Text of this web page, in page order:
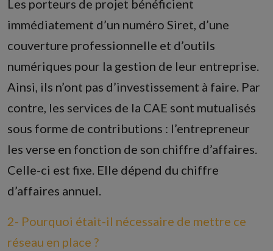
Les porteurs de projet bénéficient
immédiatement d’un numéro Siret, d’une
couverture professionnelle et d’outils
numériques pour la gestion de leur entreprise.
Ainsi, ils n’ont pas d’investissement à faire. Par
contre, les services de la CAE sont mutualisés
sous forme de contributions : l’entrepreneur
les verse en fonction de son chiffre d’affaires.
Celle-ci est fixe. Elle dépend du chiffre
d’affaires annuel.
2- Pourquoi était-il nécessaire de mettre ce
réseau en place ?